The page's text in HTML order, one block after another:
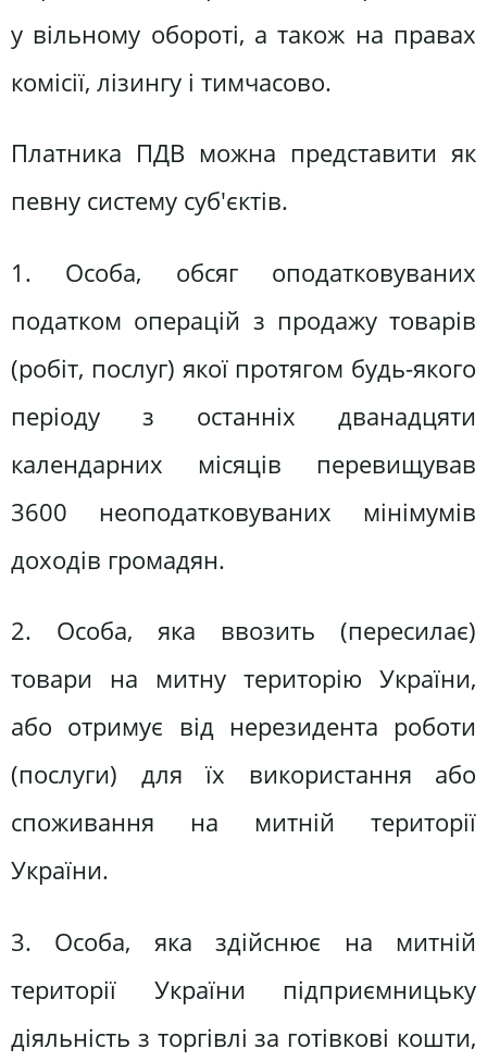
у вільному обороті, а також на правах
комісії, лізингу і тимчасово.
Платника ПДВ можна представити як
певну систему суб'єктів.
1. Особа, обсяг оподатковуваних
податком операцій з продажу товарів
(робіт, послуг) якої протягом будь-якого
періоду з останніх дванадцяти
календарних місяців перевищував
3600 неоподатковуваних мінімумів
доходів громадян.
2. Особа, яка ввозить (пересилає)
товари на митну територію України,
або отримує від нерезидента роботи
(послуги) для їх використання або
споживання на митній території
України.
3. Особа, яка здійснює на митній
території України підприємницьку
діяльність з торгівлі за готівкові кошти,